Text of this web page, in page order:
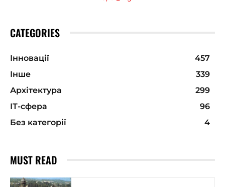
CATEGORIES
Інновації
457
Інше
339
Архітектура
299
ІТ-сфера
96
Без категорії
4
MUST READ